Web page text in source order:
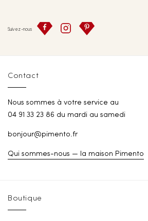
Suivez-nous
Contact
Nous sommes à votre service au
04 91 33 23 86 du mardi au samedi
bonjour@pimento.fr
Qui sommes-nous — la maison Pimento
Boutique